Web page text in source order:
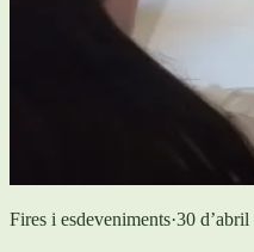
Fires i esdeveniments·30